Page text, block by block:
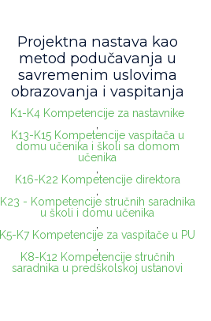
Projektna nastava kao
metod podučavanja u
savremenim uslovima
obrazovanja i vaspitanja
K1-K4 Kompetencije za nastavnike
,
K13-K15 Kompetencije vaspitača u
domu učenika i školi sa domom
učenika
,
K16-K22 Kompetencije direktora
,
K23 - Kompetencije stručnih saradnika
u školi i domu učenika
,
K5-K7 Kompetencije za vaspitače u PU
,
K8-K12 Kompetencije stručnih
saradnika u predškolskoj ustanovi